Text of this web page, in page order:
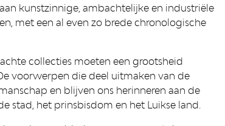
kunstzinnige, ambachtelijke en industriële
met een al even zo brede chronologische
collecties moeten een grootsheid
voorwerpen die deel uitmaken van de
en blijven ons herinneren aan de
stad, het prinsbisdom en het Luikse land.